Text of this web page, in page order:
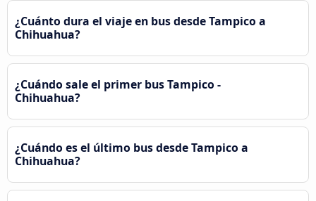
¿Cuánto dura el viaje en bus desde Tampico a
Chihuahua?
¿Cuándo sale el primer bus Tampico -
Chihuahua?
¿Cuándo es el último bus desde Tampico a
Chihuahua?